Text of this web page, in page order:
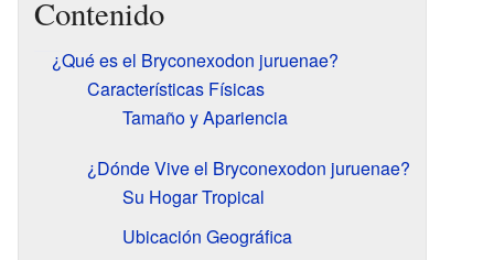
Contenido
¿Qué es el Bryconexodon juruenae?
Características Físicas
Tamaño y Apariencia
¿Dónde Vive el Bryconexodon juruenae?
Su Hogar Tropical
Ubicación Geográfica